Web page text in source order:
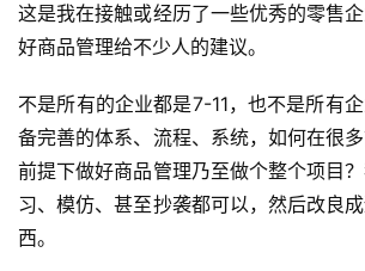
这是我在接触或经历了一些优秀的零售
好商品管理给不少人的建议。
不是所有的企业都是7-11，也不是所有
备完善的体系、流程、系统，如何在很
前提下做好商品管理乃至做个整个项目
习、模仿、甚至抄袭都可以，然后改良
西。